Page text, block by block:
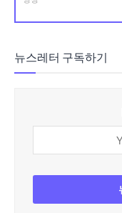
뉴스레터 구독하기